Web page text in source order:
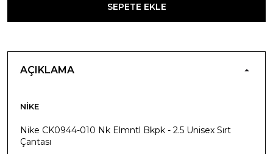
SEPETE EKLE
AÇIKLAMA
NIKE
Nike CK0944-010 Nk Elmntl Bkpk - 2.5 Unisex Sırt
Çantası